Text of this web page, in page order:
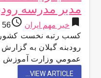
مدیر مدرسه
bookmark خبر مهم ایران access_time
56 years ago
کسب رتبه نخست
رودبنه گيلان به
عمومي وزارت آموزش
VIEW ARTICLE...